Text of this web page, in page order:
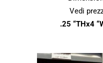
Vedi
.25 “THx4